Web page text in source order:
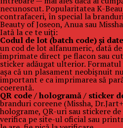
necunoscut. Popularitatea K-
contrafaceri, în special la
Beauty of Joseon, Anua sau
Iată la ce te uiți:
Codul de lot (batch code) și
un cod de lot alfanumeric, dată
imprimate direct pe flacon sau
sticker adăugat ulterior.
așa că un plasament neobișnuit
important e ca imprimarea să
coerentă.
QR code / hologramă / sticker
branduri coreene (Missha,
holograme, QR-uri sau stickere
verifica pe site-ul oficial sau